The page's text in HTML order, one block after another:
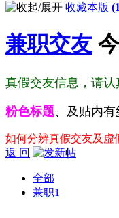
收藏本版 (
兼职交友
真假交友信息，请
粉色标题、及贴内有
如何分辨真假交友及虚
返 回
全部
兼职1